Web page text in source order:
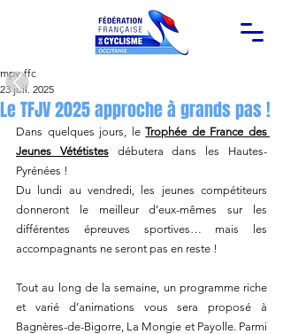
Le TFJV 2025 approche à grands pas !
mpy-ffc
23 juil. 2025
Dans quelques jours, le Trophée de France des
Jeunes Vététistes débutera dans les Hautes-
Pyrénées !
Du lundi au vendredi, les jeunes compétiteurs
donneront le meilleur d’eux-mêmes sur les
différentes épreuves sportives… mais les
accompagnants ne seront pas en reste !
Tout au long de la semaine, un programme riche
et varié d’animations vous sera proposé à
Bagnères-de-Bigorre, La Mongie et Payolle. Parmi